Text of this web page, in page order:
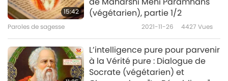
stones, flora, fauna, animals, and humanity.
15:42
(végétarien), partie 1/2
Paroles de sagesse 2021-11-26 4427 Vues
L’intelligence pure pour parvenir
à la Vérité pure : Dialogue de
Socrate (végétarien) et